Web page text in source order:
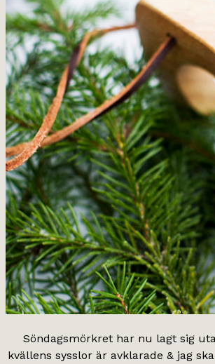
Söndagsmörkret har nu lagt sig
kvällens sysslor är avklarade & jag